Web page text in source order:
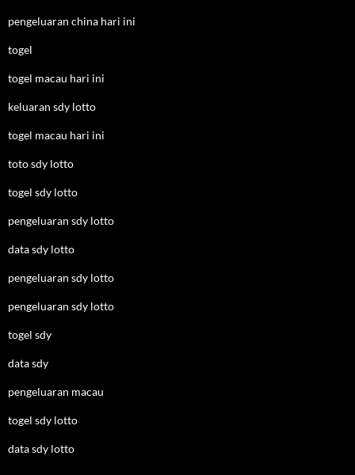
pengeluaran china hari ini
togel
togel macau hari ini
keluaran sdy lotto
togel macau hari ini
toto sdy lotto
togel sdy lotto
pengeluaran sdy lotto
data sdy lotto
pengeluaran sdy lotto
pengeluaran sdy lotto
togel sdy
data sdy
pengeluaran macau
togel sdy lotto
data sdy lotto